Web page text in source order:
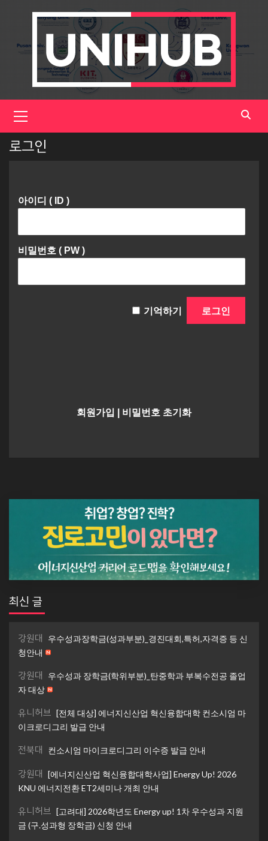
Menu
로그인
아이디 ( ID )
비밀번호 ( PW )
기억하기
회원가입 비밀번호 초기화
최신 글
강원대
우수성과장학금(성과부분)_경진대회,특허,자격증 등 신
청안내
강원대
우수성과 장학금(학위부분)_탄중학과 부복수전공 졸업
자 대상
유니허브 [전체 대상] 에너지신산업 혁신융합대학 컨소시엄 마
이크로디그리 발급 안내
전북대 컨소시엄 마이크로디그리 이수증 발급 안내
강원대 [에너지신산업 혁신융합대학사업] Energy Up! 2026
KNU 에너지전환 ET2세미나 개최 안내
유니허브 [고려대] 2026학년도 Energy up! 1차 우수성과 지원
금 (구.성과형 장학금) 신청 안내